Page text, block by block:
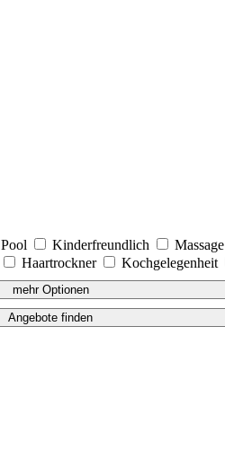
Pool Kinderfreundlich Massage
Haartrockner Kochgelegenheit
mehr Optionen
Angebote finden